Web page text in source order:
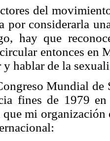
del
por considerarla
hay que
entonces en
y hablar de la
Mundial de
fines de 1979
que mi organización